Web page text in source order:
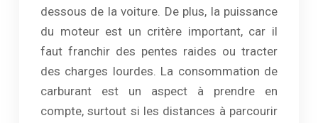
dessous de la voiture. De plus, la puissance
du moteur est un critère important, car il
faut franchir des pentes raides ou tracter
des charges lourdes. La consommation de
carburant est un aspect à prendre en
compte, surtout si les distances à parcourir